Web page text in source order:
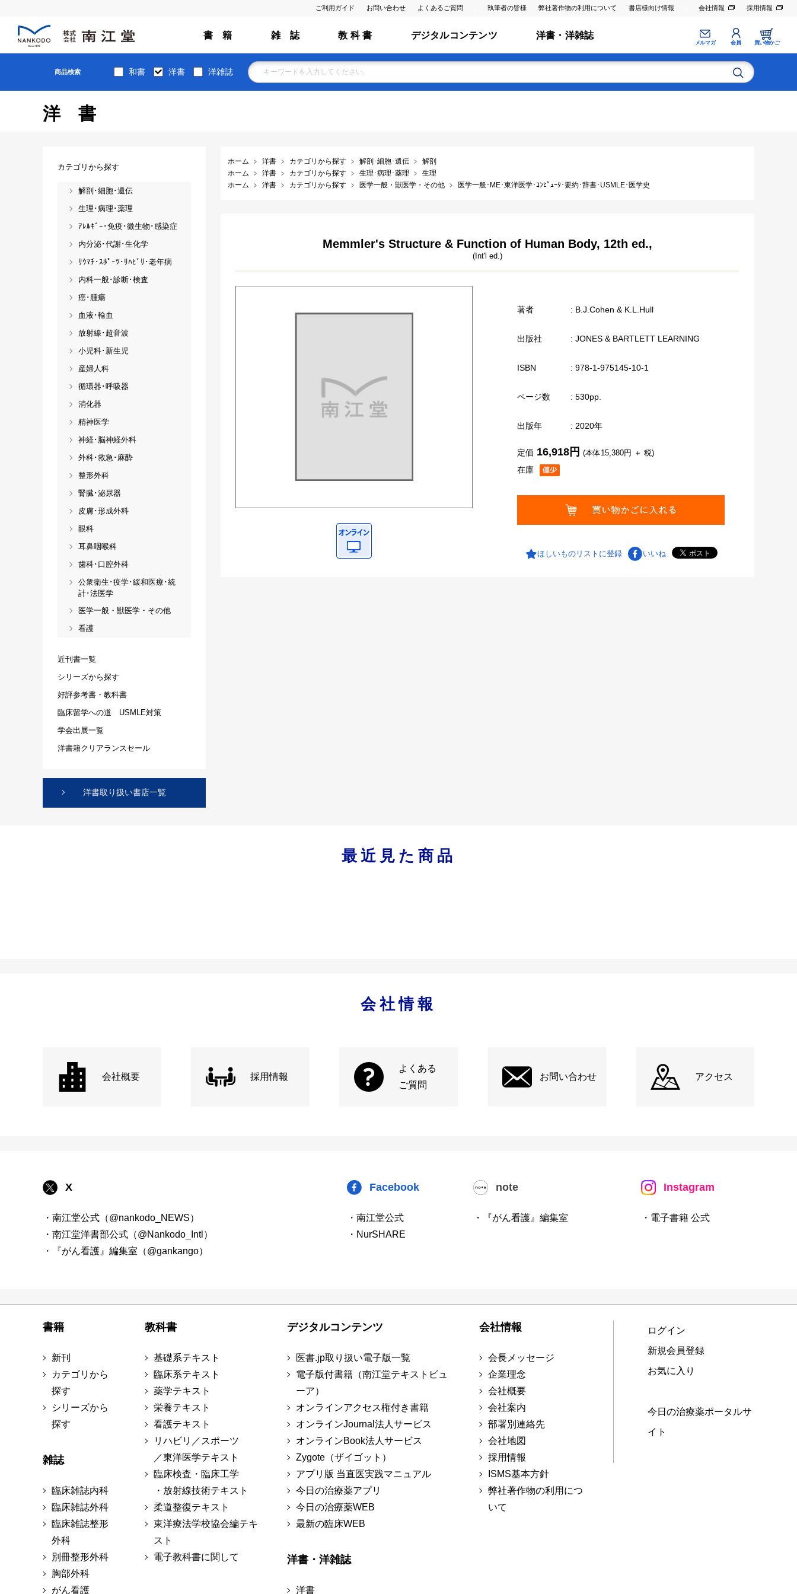
ご利用ガイド お問い合わせ よくあるご質問 執筆者の皆様 弊社著作物の利用について 書店様向け情報 会社情報 採用情報
書 籍 雑 誌 教 科 書 デジタルコンテンツ 洋書・洋雑誌
メルマガ 会員 買い物かご
商品検索 和書 洋書 洋雑誌
洋書
ホーム 洋書 カテゴリから探す 解剖･細胞･遺伝
解剖
ホーム
洋書 カテゴリから探す 生理･病理･薬理
生理
ホーム
洋書 カテゴリから探す 医学一般・獣医学・その他 医学一般･ME･東洋医学･ｺﾝﾋﾟｭｰﾀ･要約･辞書･USMLE･医学史
Memmler's Structure & Function of Human Body, 12th ed.,
(Int'l ed.)
著者 : B.J.Cohen & K.L.Hull
出版社 : JONES & BARTLETT LEARNING
ISBN : 978-1-975145-10-1
ページ数 : 530pp.
出版年 : 2020年
在庫
定価 16,918円 (本体15,380円 ＋ 税)
ほしいものリストに登録 いいね
カテゴリから探す
解剖･細胞･遺伝
生理･病理･薬理
ｱﾚﾙｷﾞｰ･免疫･微生物･感染症
内分泌･代謝･生化学
ﾘｳﾏﾁ･ｽﾎﾟｰﾂ･ﾘﾊﾋﾞﾘ･老年病
内科一般･診断･検査
癌･腫瘍
血液･輸血
放射線･超音波
小児科･新生児
産婦人科
循環器･呼吸器
消化器
精神医学
神経･脳神経外科
外科･救急･麻酔
整形外科
腎臓･泌尿器
皮膚･形成外科
眼科
耳鼻咽喉科
歯科･口腔外科
公衆衛生･疫学･緩和医療･統
計･法医学
医学一般・獣医学・その他
看護
近刊書一覧
シリーズから探す
好評参考書・教科書
臨床留学への道 USMLE対策
学会出展一覧
洋書籍クリアランスセール
洋書取り扱い書店一覧
最近見た商品
会社情報
会社概要 採用情報
よくある
ご質問
お問い合わせ アクセス
X
・南江堂公式（@nankodo_NEWS）
・南江堂洋書部公式（@Nankodo_Intl）
・『がん看護』編集室（@gankango）
Facebook
・南江堂公式
・NurSHARE
note
・『がん看護』編集室
Instagram
・電子書籍 公式
書籍
新刊
カテゴリから
探す
シリーズから
探す
雑誌
臨床雑誌内科
臨床雑誌外科
臨床雑誌整形
外科
別冊整形外科
胸部外科
がん看護
教科書
基礎系テキスト
臨床系テキスト
薬学テキスト
栄養テキスト
看護テキスト
リハビリ／スポーツ
／東洋医学テキスト
臨床検査・臨床工学
・放射線技術テキスト
柔道整復テキスト
東洋療法学校協会編テキ
スト
電子教科書に関して
デジタルコンテンツ
医書.jp取り扱い電子版一覧
電子版付書籍（南江堂テキストビュ
ーア）
オンラインアクセス権付き書籍
オンラインJournal法人サービス
オンラインBook法人サービス
Zygote（ザイゴット）
アプリ版 当直医実践マニュアル
今日の治療薬アプリ
今日の治療薬WEB
最新の臨床WEB
洋書・洋雑誌
洋書
会社情報
会長メッセージ
企業理念
会社概要
会社案内
部署別連絡先
会社地図
採用情報
ISMS基本方針
弊社著作物の利用につ
いて
ログイン
新規会員登録
お気に入り
今日の治療薬ポータルサ
イト